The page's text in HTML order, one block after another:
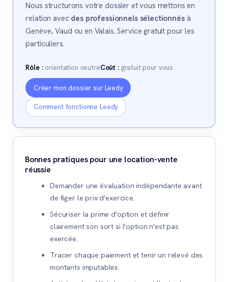
Nous structurons votre dossier et vous mettons en
relation avec des professionnels sélectionnésà
Genève, Vaud ou en Valais. Service gratuit pour les
particuliers.
Rôle :orientation neutreCoût :gratuit pour vous
Créer mon dossier sur Leedy
Comment fonctionne Leedy
Bonnes pratiques pour une location-vente
réussie
Demander une évaluation indépendante avant
de figer le prix d'exercice.
Sécuriser la prime d'option et définir
clairement son sort si l'option n'est pas
exercée.
Tracer chaque paiement et tenir un relevé des
montants imputables.